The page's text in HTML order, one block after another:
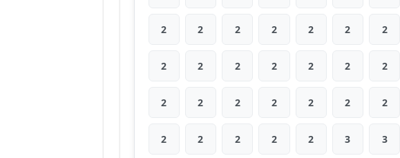
2 2 2 2 2 2 2
2 2 2 2 2 2 2
2 2 2 2 2 2 2
2 2 2 2 2 3 3